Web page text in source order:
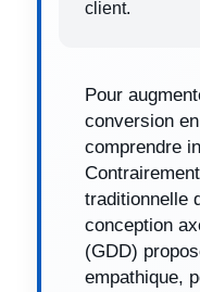
client.
Pour
conversion
comprendre
traditionnelle
conception
(GDD)
empathique,